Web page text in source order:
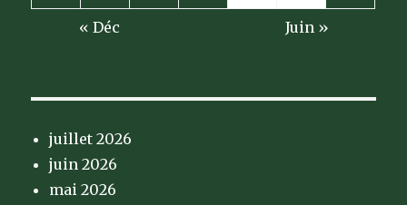
« Déc Juin »
juillet 2026
juin 2026
mai 2026